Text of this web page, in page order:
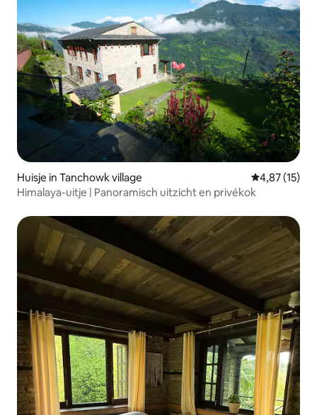
Huisje in Tanchowk village Gemiddelde
4,87 (15)
Himalaya-uitje | Panoramisch uitzicht en privékok